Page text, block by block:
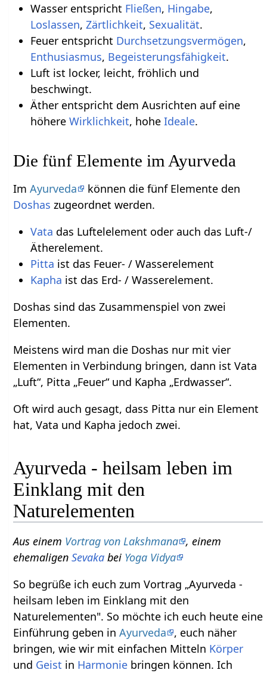
Wasser entspricht Fließen, Hingabe,
Loslassen, Zärtlichkeit, Sexualität.
Feuer entspricht Durchsetzungsvermögen,
Enthusiasmus, Begeisterungsfähigkeit.
Luft ist locker, leicht, fröhlich und
beschwingt.
Äther entspricht dem Ausrichten auf eine
höhere Wirklichkeit, hohe Ideale.
Die fünf Elemente im Ayurveda
ImAyurveda
können die fünf Elemente den
Doshas zugeordnet werden.
Vata das Luftelelement oder auch das Luft-/
Ätherelement.
Pitta ist das Feuer- / Wasserelement
Kapha ist das Erd- / Wasserelement.
Doshas sind das Zusammenspiel von zwei
Elementen.
Meistens wird man die Doshas nur mit vier
Elementen in Verbindung bringen, dann ist Vata
„Luft“, Pitta „Feuer“ und Kapha „Erdwasser“.
Oft wird auch gesagt, dass Pitta nur ein Element
hat, Vata und Kapha jedoch zwei.
Ayurveda - heilsam leben im
Einklang mit den
Naturelementen
Aus einem Vortrag von Lakshmana , einem
ehemaligenSevaka bei Yoga Vidya
So begrüße ich euch zum Vortrag „Ayurveda -
heilsam leben im Einklang mit den
Naturelementen". So möchte ich euch heute eine
Einführung geben inAyurveda
, euch näher
bringen, wie wir mit einfachen Mitteln Körper
und Geist in Harmonie bringen können. Ich